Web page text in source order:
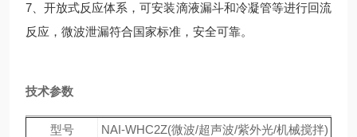
7、开放式反应体系，可安装滴液漏斗和冷凝管等进行回流
反应，微波泄漏符合国家标准，安全可靠。
技术参数
型号 NAI-WHC2Z(微波/超声波/紫外光/机械搅拌)